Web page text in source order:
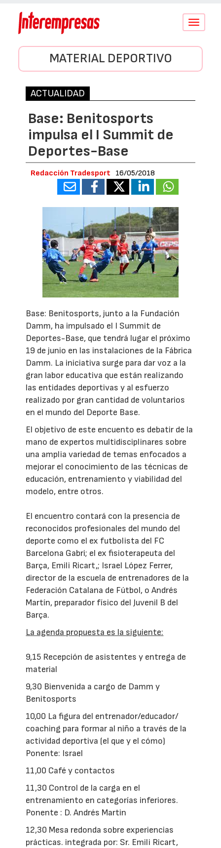
Conmutar
MATERIAL DEPORTIVO
ACTUALIDAD
Base: Benitosports
impulsa el I Summit de
Deportes-Base
Redacción Tradesport 16/05/2018
Base: Benitosports, junto a la Fundación
Damm, ha impulsado el I Summit de
Deportes-Base, que tendrá lugar el próximo
19 de junio en las instalaciones de la Fábrica
Damm. La iniciativa surge para dar voz a la
gran labor educativa que están realizando
las entidades deportivas y al esfuerzo
realizado por gran cantidad de voluntarios
en el mundo del Deporte Base.
El objetivo de este encuento es debatir de la
mano de expertos multidisciplinares sobre
una amplia variedad de temas enfocados a
mejorar el conocimiento de las técnicas de
educación, entrenamiento y viabilidad del
modelo, entre otros.
El encuentro contará con la presencia de
reconocidos profesionales del mundo del
deporte como el ex futbolista del FC
Barcelona Gabri; el ex fisioterapeuta del
Barça, Emili Ricart,; Israel López Ferrer,
director de la escuela de entrenadores de la
Federación Catalana de Fútbol, o Andrés
Martín, preparador físico del Juvenil B del
Barça.
La agenda propuesta es la siguiente:
9,15 Recepción de asistentes y entrega de
material
9,30 Bienvenida a cargo de Damm y
Benitosports
10,00 La figura del entrenador/educador/
coaching para formar al niño a través de la
actividad deportiva (el que y el cómo)
Ponente: Israel
11,00 Café y contactos
11,30 Control de la carga en el
entrenamiento en categorías inferiores.
Ponente : D. Andrés Martin
12,30 Mesa redonda sobre experiencias
prácticas. integrada por: Sr. Emili Ricart,